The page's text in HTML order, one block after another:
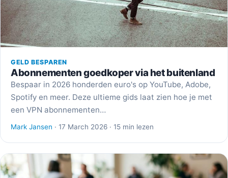
GELD BESPAREN
Abonnementen goedkoper via het buitenland
Bespaar in 2026 honderden euro's op YouTube, Adobe,
Spotify en meer. Deze ultieme gids laat zien hoe je met
een VPN abonnementen…
Mark Jansen · 17 March 2026 · 15 min lezen